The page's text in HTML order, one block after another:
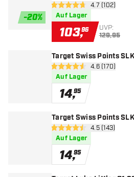
-20%
4.7 Bewertungssterne
4.7 (102)
Auf Lager
103,96 UVP:
129,95
Target Swiss Points
4.6 Bewertungssterne
4.6 (170)
Auf Lager
14,95
Target Swiss Points
4.5 Bewertungssterne
4.5 (143)
Auf Lager
14,95